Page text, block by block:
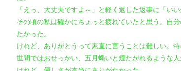
「えっ、大丈夫ですよ～」と軽く返した返事に「い
その頃の私は確かにちょっと疲れていたと思う。自
たかった。
けれど、ありがとうって素直に言うことは難しい。特
世間ではおせっかい、五月蝿いと煙たがれるような人